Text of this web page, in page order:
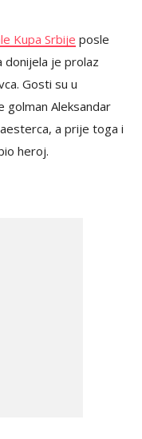
Kupa Srbije posle
donijela je prolaz
Gosti su u
golman Aleksandar
a prije toga i
heroj.